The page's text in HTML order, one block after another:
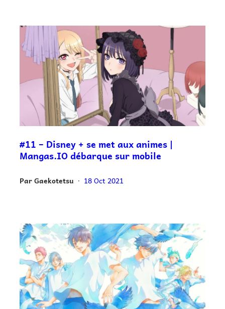
#11 – Disney + se met aux animes |
Mangas.IO débarque sur mobile
ParGaekotetsu • 18 Oct 2021